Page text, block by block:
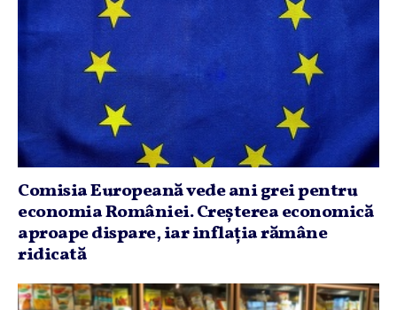
Comisia Europeană vede ani grei pentru
economia României. Creşterea economică
aproape dispare, iar inflaţia rămâne
ridicată